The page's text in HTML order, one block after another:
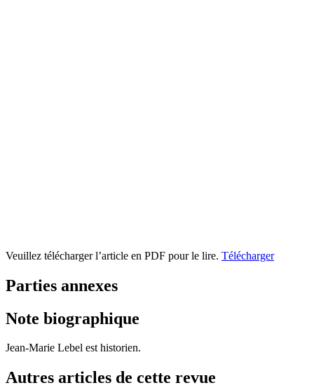
Veuillez télécharger l’article en PDF pour le lire. Télécharger
Parties annexes
Note biographique
Jean-Marie Lebel est historien.
Autres articles de cette revue